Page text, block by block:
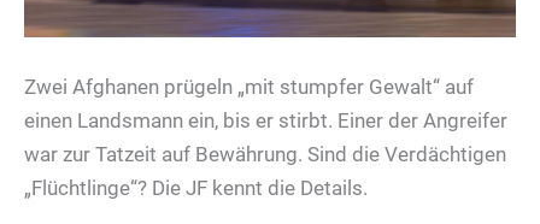
Zwei Afghanen prügeln „mit stumpfer Gewalt“ auf
einen Landsmann ein, bis er stirbt. Einer der Angreifer
war zur Tatzeit auf Bewährung. Sind die Verdächtigen
„Flüchtlinge“? Die JF kennt die Details.